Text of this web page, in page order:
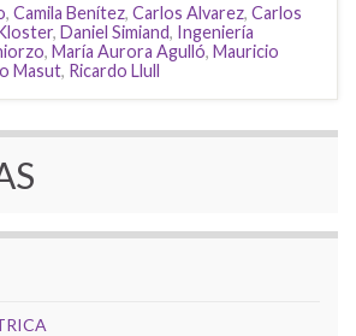
, Camila Benítez, Carlos Alvarez, Carlos
, Daniel Simiand, Ingeniería
, María Aurora Agulló, Mauricio
Masut, Ricardo Llull